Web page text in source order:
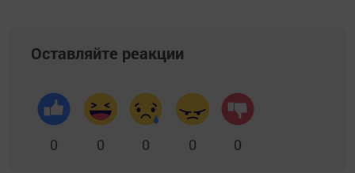
Оставляйте реакции
0 0 0 0 0